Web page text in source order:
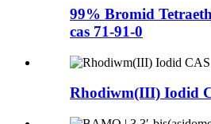
99% Bromid
cas 71-91-0
Rhodiwm(III) Iodid